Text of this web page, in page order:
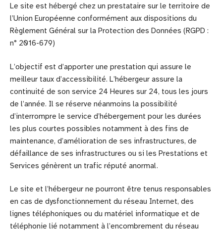
Le site est hébergé chez un prestataire sur le territoire de
l’Union Européenne conformément aux dispositions du
Règlement Général sur la Protection des Données (RGPD :
n° 2016-679)
L’objectif est d’apporter une prestation qui assure le
meilleur taux d’accessibilité. L’hébergeur assure la
continuité de son service 24 Heures sur 24, tous les jours
de l’année. Il se réserve néanmoins la possibilité
d’interrompre le service d’hébergement pour les durées
les plus courtes possibles notamment à des fins de
maintenance, d’amélioration de ses infrastructures, de
défaillance de ses infrastructures ou si les Prestations et
Services génèrent un trafic réputé anormal.
Le site et l’hébergeur ne pourront être tenus responsables
en cas de dysfonctionnement du réseau Internet, des
lignes téléphoniques ou du matériel informatique et de
téléphonie lié notamment à l’encombrement du réseau